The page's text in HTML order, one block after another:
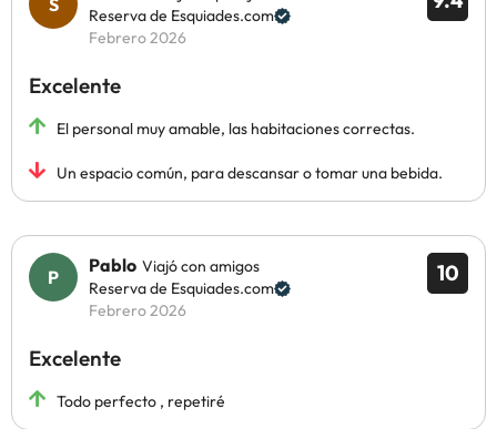
Reserva de Esquiades.com
Febrero 2026
Excelente
El personal muy amable, las habitaciones correctas.
Un espacio común, para descansar o tomar una bebida.
10
Pablo Viajó con amigos
Reserva de Esquiades.com
Febrero 2026
Excelente
Todo perfecto , repetiré